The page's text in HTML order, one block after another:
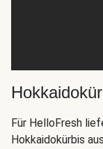
Für HelloFresh
Hokkaidokürbis